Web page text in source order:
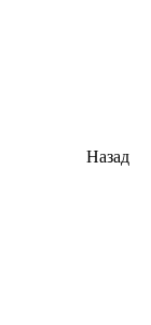
Назад